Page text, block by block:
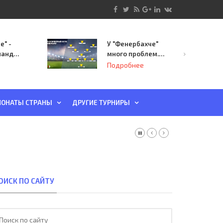
-
У "Фенербахче"
много проблем.
Но он опасен для
Подробнее
СТРАНЫ ДРУГИЕ ТУРНИРЫ
ПО САЙТУ